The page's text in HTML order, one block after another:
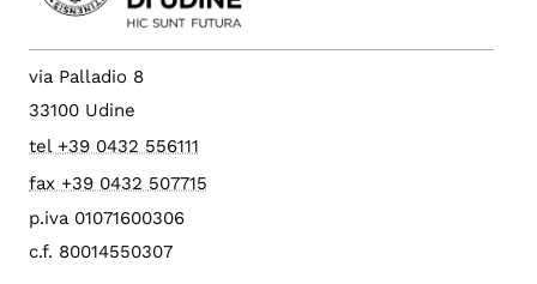
via Palladio 8
33100 Udine
tel +39 0432 556111
fax +39 0432 507715
p.iva 01071600306
c.f. 80014550307